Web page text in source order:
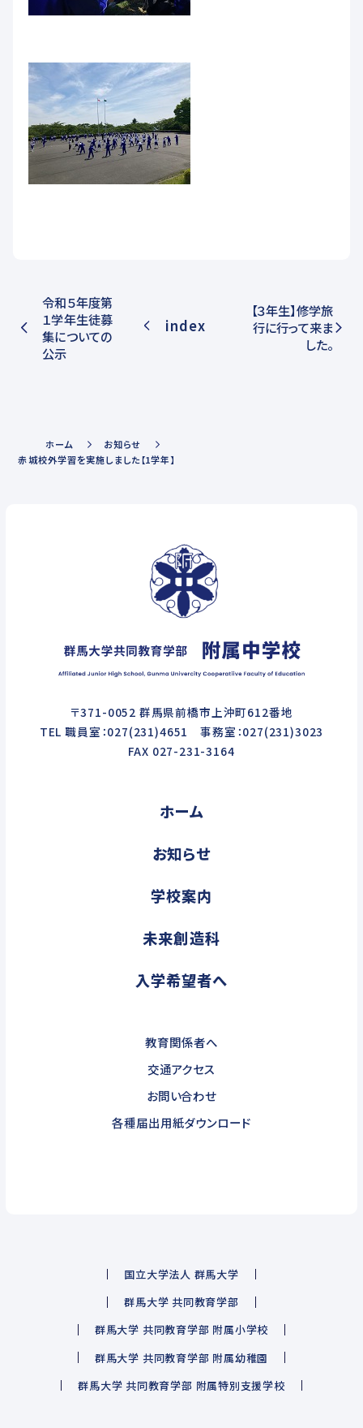
令和５年度第
１学年生徒募
集についての
公示
index
【３年生】修学旅
行に行って来ま
した。
ホーム
お知らせ
赤城校外学習を実施しました【1学年】
〒371-0052 群馬県前橋市上沖町612番地
TEL 職員室：027(231)4651 事務室：027(231)3023
FAX 027-231-3164
ホーム
お知らせ
学校案内
未来創造科
入学希望者へ
教育関係者へ
交通アクセス
お問い合わせ
各種届出用紙ダウンロード
国立大学法人 群馬大学
群馬大学 共同教育学部
群馬大学 共同教育学部 附属小学校
群馬大学 共同教育学部 附属幼稚園
群馬大学 共同教育学部 附属特別支援学校